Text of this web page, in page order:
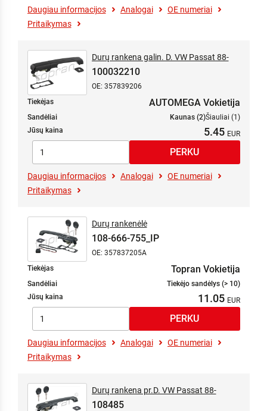
Daugiau informacijos Analogai
OE numeriai
Pritaikymas
Durų rankena galin. D. VW Passat 88-
100032210
OE: 357839206
Tiekėjas
AUTOMEGA Vokietija
Sandėliai Kaunas (2)Šiauliai (1)
Jūsų kaina
5.45
Daugiau informacijos Analogai
OE numeriai
Pritaikymas
Durų rankenėlė
108-666-755_IP
OE: 357837205A
Tiekėjas
Topran Vokietija
Sandėliai
Tiekėjo sandėlys (> 10)
Jūsų kaina
11.05
Daugiau informacijos Analogai
OE numeriai
Pritaikymas
Durų rankena pr.D. VW Passat 88-
108485